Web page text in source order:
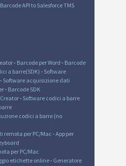
API to Salesforce TMS
- Barcode per Word - Barcode
a barre(SDK) - Software
- Software acquisizione dati
- Barcode SDK
- Software codici a barre
codici a barre (no
remota per PC/Mac -App per
per PC/Mac
etichette online- Generatore